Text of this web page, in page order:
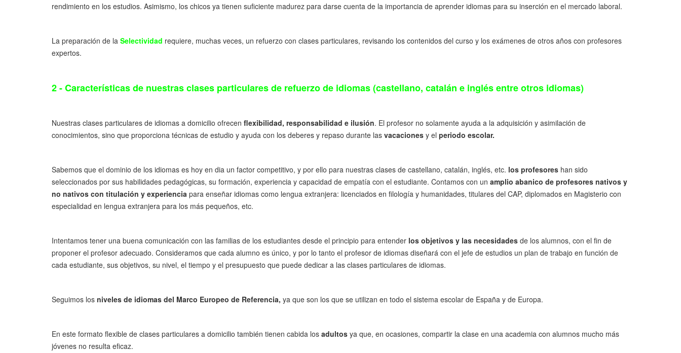
rendimiento en los estudios. Asimismo, los chicos ya tienen suficiente madurez para darse cuenta de la importancia de aprender idiomas para su inserción en el mercado laboral.
La preparación de la Selectividad requiere, muchas veces, un refuerzo con clases particulares, revisando los contenidos del curso y los exámenes de otros años con profesores
expertos.
2 - Características de nuestras clases particulares de refuerzo de idiomas (castellano, catalán e inglés entre otros idiomas)
Nuestras clases particulares de idiomas a domicilio ofrecen flexibilidad, responsabilidad e ilusión. El profesor no solamente ayuda a la adquisición y asimilación de
conocimientos, sino que proporciona técnicas de estudio y ayuda con los deberes y repaso durante las vacaciones y el periodo escolar.
Sabemos que el dominio de los idiomas es hoy en dia un factor competitivo, y por ello para nuestras clases de castellano, catalán, inglés, etc. los profesores han sido
seleccionados por sus habilidades pedagógicas, su formación, experiencia y capacidad de empatía con el estudiante. Contamos con un amplio abanico de profesores nativos y
no nativos con titulación y experiencia para enseñar idiomas como lengua extranjera: licenciados en filología y humanidades, titulares del CAP, diplomados en Magisterio con
especialidad en lengua extranjera para los más pequeños, etc.
Intentamos tener una buena comunicación con las familias de los estudiantes desde el principio para entender los objetivos y las necesidades de los alumnos, con el fin de
proponer el profesor adecuado. Consideramos que cada alumno es único, y por lo tanto el profesor de idiomas diseñará con el jefe de estudios un plan de trabajo en función de
cada estudiante, sus objetivos, su nivel, el tiempo y el presupuesto que puede dedicar a las clases particulares de idiomas.
Seguimos los niveles de idiomas del Marco Europeo de Referencia, ya que son los que se utilizan en todo el sistema escolar de España y de Europa.
En este formato flexible de clases particulares a domicilio también tienen cabida los adultos ya que, en ocasiones, compartir la clase en una academia con alumnos mucho más
jóvenes no resulta eficaz.